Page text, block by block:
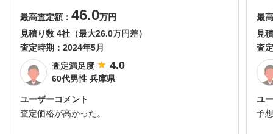
最高査定額： 46.0万円
見積り数 4社（最大26.0万円差）
査定時期： 2024年5月
査定満足度
4.0
60代男性 兵庫県
ユーザーコメント
査定価格が高かった。
最
見
査
ユ
予